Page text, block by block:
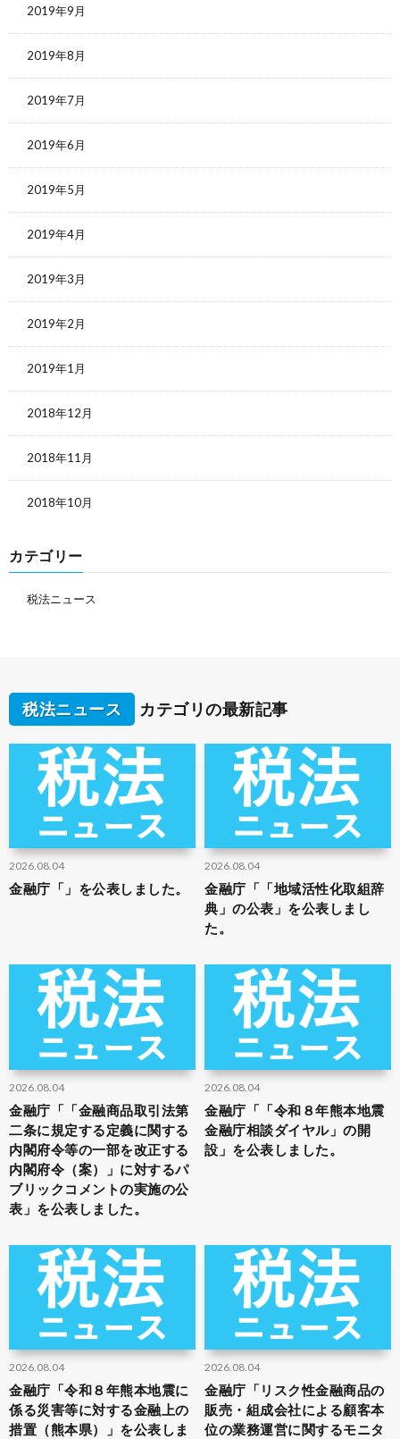
2019年9月
2019年8月
2019年7月
2019年6月
2019年5月
2019年4月
2019年3月
2019年2月
2019年1月
2018年12月
2018年11月
2018年10月
カテゴリー
税法ニュース
税法ニュース カテゴリの最新記事
2026.08.04
金融庁「」を公表しました。
2026.08.04
金融庁「「地域活性化取組辞
典」の公表」を公表しまし
た。
2026.08.04
金融庁「「金融商品取引法第
二条に規定する定義に関する
内閣府令等の一部を改正する
内閣府令（案）」に対するパ
ブリックコメントの実施の公
表」を公表しました。
2026.08.04
金融庁「「令和８年熊本地震
金融庁相談ダイヤル」の開
設」を公表しました。
2026.08.04
金融庁「令和８年熊本地震に
係る災害等に対する金融上の
措置（熊本県）」を公表しま
2026.08.04
金融庁「リスク性金融商品の
販売・組成会社による顧客本
位の業務運営に関するモニタ